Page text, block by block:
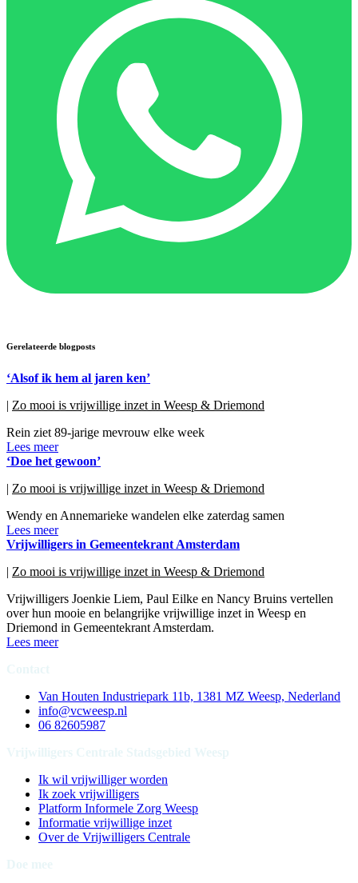
Gerelateerde blogposts
‘Alsof ik hem al jaren ken’
| Zo mooi is vrijwillige inzet in Weesp & Driemond
Rein ziet 89-jarige mevrouw elke week
Lees meer
‘Doe het gewoon’
| Zo mooi is vrijwillige inzet in Weesp & Driemond
Wendy en Annemarieke wandelen elke zaterdag samen
Lees meer
Vrijwilligers in Gemeentekrant Amsterdam
| Zo mooi is vrijwillige inzet in Weesp & Driemond
Vrijwilligers Joenkie Liem, Paul Eilke en Nancy Bruins vertellen
over hun mooie en belangrijke vrijwillige inzet in Weesp en
Driemond in Gemeentekrant Amsterdam.
Lees meer
Van Houten Industriepark 11b, 1381 MZ Weesp, Nederland
info@vcweesp.nl
06 82605987
Ik wil vrijwilliger worden
Ik zoek vrijwilligers
Platform Informele Zorg Weesp
Informatie vrijwillige inzet
Over de Vrijwilligers Centrale